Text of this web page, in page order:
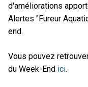
d'améliorations
Alertes "Fureur
end.
Vous pouvez
du Week-End ici.